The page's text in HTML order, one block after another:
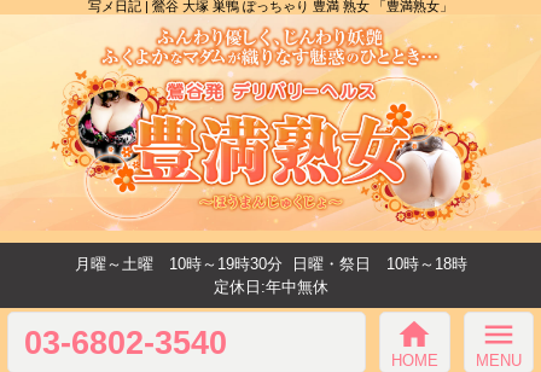
写メ日記 | 鶯谷 大塚 巣鴨 ぽっちゃり 豊満 熟女 「豊満熟女」
月曜～土曜 10時～19時30分
日曜・祭日 10時～18時
定休日:年中無休
03-6802-3540 home
HOME
menu
MENU